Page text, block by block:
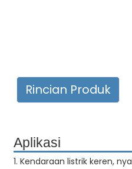
Rincian Produk
Aplikasi
1. Kendaraan listrik keren,